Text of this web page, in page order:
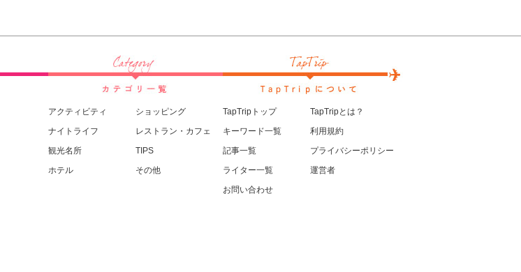
アクティビティ
ナイトライフ
観光名所
ホテル
ショッピング
レストラン・カフェ
TIPS
その他
TapTripトップ
キーワード一覧
記事一覧
ライター一覧
お問い合わせ
TapTripとは？
利用規約
プライバシーポリシー
運営者